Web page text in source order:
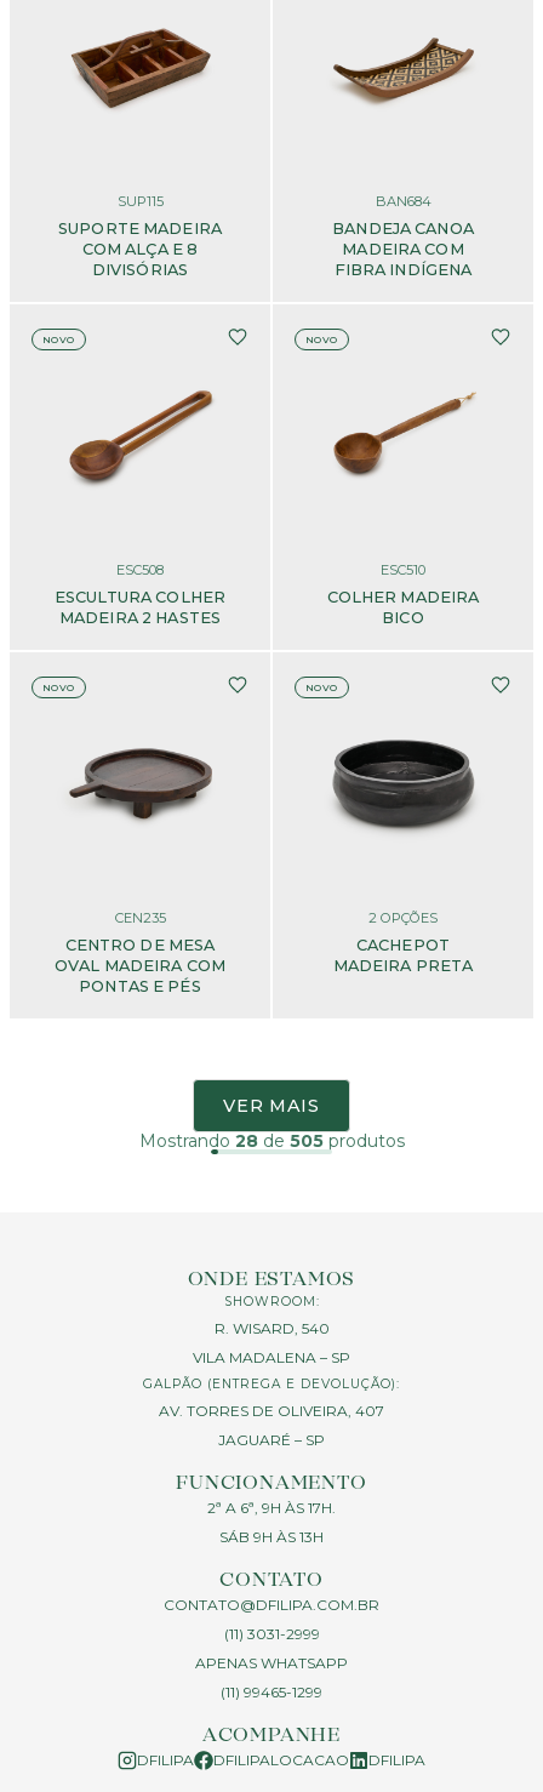
SUP115
SUPORTE MADEIRA
COM ALÇA E 8
DIVISÓRIAS
BAN684
BANDEJA CANOA
MADEIRA COM
FIBRA INDÍGENA
NOVO
ESC508
ESCULTURA COLHER
MADEIRA 2 HASTES
NOVO
ESC510
COLHER MADEIRA
BICO
NOVO
CEN235
CENTRO DE MESA
OVAL MADEIRA COM
PONTAS E PÉS
NOVO
2 OPÇÕES
CACHEPOT
MADEIRA PRETA
VER MAIS
Mostrando 28de 505produtos
ONDE ESTAMOS
SHOWROOM:
R. WISARD, 540
VILA MADALENA – SP
GALPÃO (ENTREGA E DEVOLUÇÃO):
AV. TORRES DE OLIVEIRA, 407
JAGUARÉ – SP
FUNCIONAMENTO
2ª A 6ª, 9H ÀS 17H.
SÁB 9H ÀS 13H
CONTATO
CONTATO@DFILIPA.COM.BR
(11) 3031-2999
APENAS WHATSAPP
(11) 99465-1299
ACOMPANHE
DFILIPA DFILIPALOCACAO DFILIPA